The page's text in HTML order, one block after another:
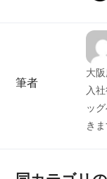
筆者
大
入
ッ
きま